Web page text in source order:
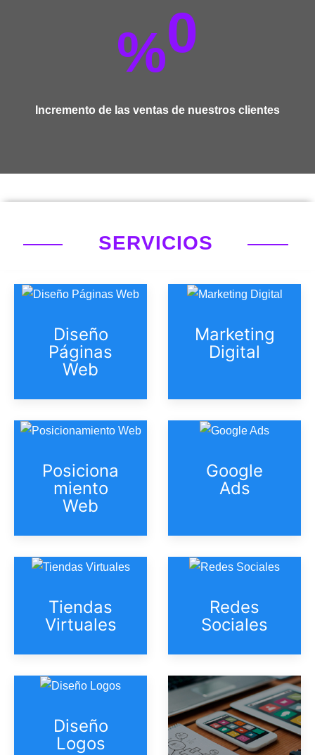
Incremento de las ventas de nuestros clientes
%0
SERVICIOS
Diseño
Páginas
Web
Marketing
Digital
Posiciona
miento
Web
Google
Ads
Tiendas
Virtuales
Redes
Sociales
Diseño
Logos